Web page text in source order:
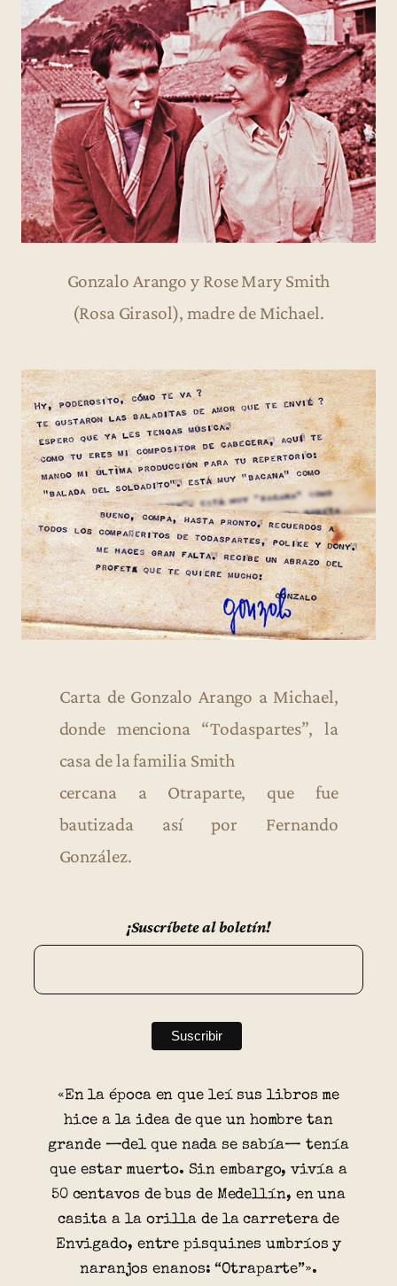
Gonzalo Arango y Rose Mary Smith
(Rosa Girasol), madre de Michael.
Carta de Gonzalo Arango a Michael,
donde menciona “Todaspartes”, la
casa de la familia Smith
cercana a Otraparte, que fue
bautizada así por Fernando
González.
¡Suscríbete al boletín!
«En la época en que leí sus libros me
hice a la idea de que un hombre tan
grande —del que nada se sabía— tenía
que estar muerto. Sin embargo, vivía a
50 centavos de bus de Medellín, en una
casita a la orilla de la carretera de
Envigado, entre pisquines umbríos y
naranjos enanos: “Otraparte”».